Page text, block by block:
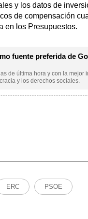
y los datos de
de compensación
en los Presupuestos.
fuente preferida de
de última hora y con la mejor
y los derechos sociales.
ERC PSOE